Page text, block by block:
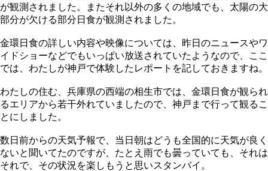
が観測されました。またそれ以外の多くの地域でも、太陽の大
部分が欠ける部分日食が観測されました。
金環日食の詳しい内容や映像については、昨日のニュースやワ
イドショーなどでもいっぱい放送されていたようなので、ここ
では、わたしが神戸で体験したレポートを記しておきますね。
わたしの住む、兵庫県の西端の相生市では、金環日食が観られ
るエリアから若干外れていましたので、神戸まで行って観るこ
とにしました。
数日前からの天気予報で、当日朝はどうも全国的に天気が良く
ないと聞いてたのですが、たとえ雨でも曇っていても、それは
それで、その状況を楽しもうと思いスタンバイ。